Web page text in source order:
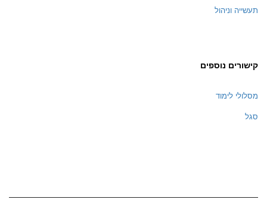
תעשייה וניהול
קישורים נוספים
מסלולי לימוד
סגל